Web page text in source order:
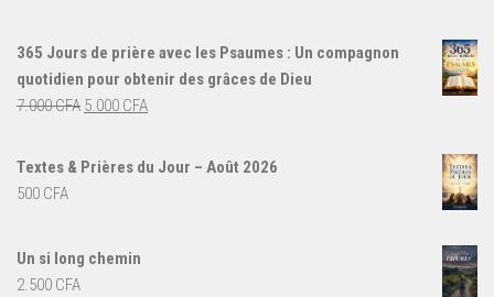
365 Jours de prière avec les Psaumes : Un compagnon
quotidien pour obtenir des grâces de Dieu
7.000CFA Le
initial
5.000 CFALe
actuel
Textes & Prières du Jour – Août 2026
500 CFA
Un si long chemin
2.500 CFA